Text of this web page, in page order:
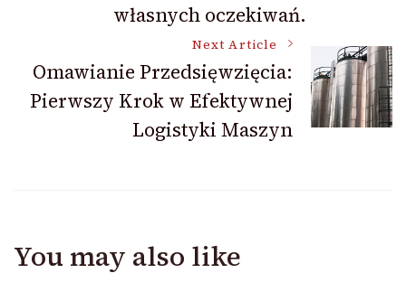
własnych oczekiwań.
Next Article
Omawianie Przedsięwzięcia:
Pierwszy Krok w Efektywnej
Logistyki Maszyn
You may also like